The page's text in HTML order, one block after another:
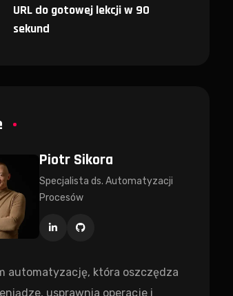
URL do gotowej lekcji w 90
sekund
Piotr Sikora
Specjalista ds. Automatyzacji
Procesów
automatyzację, która oszczędza
usprawnia operacje i